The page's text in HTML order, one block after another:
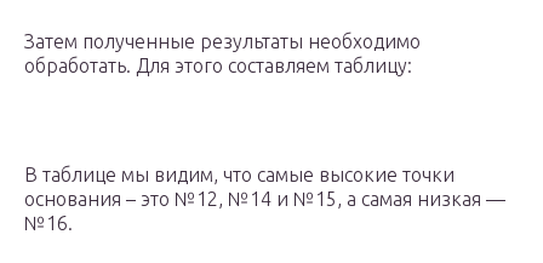
Затем полученные результаты необходимо
обработать. Для этого составляем таблицу:
В таблице мы видим, что самые высокие точки
основания – это №12, №14 и №15, а самая низкая —
№16.